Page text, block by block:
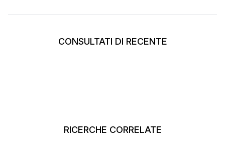
CONSULTATI DI RECENTE
RICERCHE CORRELATE